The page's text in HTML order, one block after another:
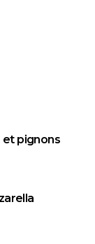
et pignons